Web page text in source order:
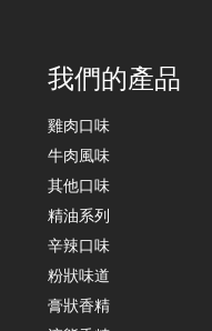
我們的產品
雞肉口味
牛肉風味
其他口味
精油系列
辛辣口味
粉狀味道
膏狀香精